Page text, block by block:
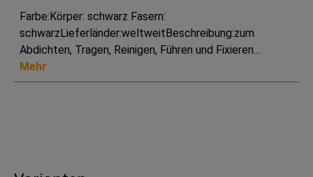
Farbe:Körper: schwarz Fasern:
schwarzLieferländer:weltweitBeschreibung:zum
Abdichten, Tragen, Reinigen, Führen und Fixieren…
Mehr